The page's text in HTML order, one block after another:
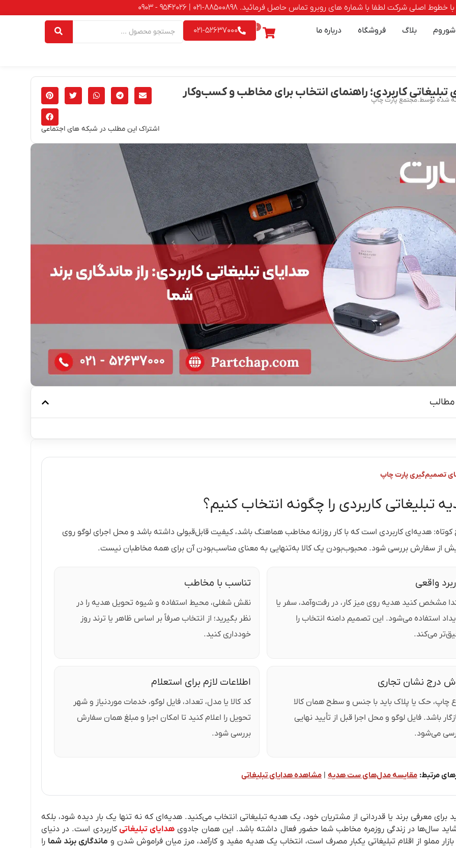
شرکت لطفا با شماره های روبرو تماس حاصل فرمائید. 88500898-021 | 9542026 - 0903
شوروم بلاگ فروشگاه
درباره ما
0
021-52637000
تبلیغاتی کاربردی؛ راهنمای انتخاب برای مخاطب و کسب‌وکار
شده توسط.مجتمع پارت چاپ
اشتراک این مطلب در شبکه های اجتماعی
تصمیم‌گیری پارت چاپ
تبلیغاتی کاربردی را چگونه انتخاب کنیم؟
کوتاه: هدیه‌ای کاربردی است که با کار روزانه مخاطب هماهنگ باشد، کیفیت قابل‌قبولی داشته باشد و محل اجرای لوگو روی
از سفارش بررسی شود. محبوب‌بودن یک کالا به‌تنهایی به معنای مناسب‌بودن آن برای همه مخاطبان نیست.
واقعی
مشخص کنید هدیه روی میز کار، در رفت‌وآمد، سفر یا
استفاده می‌شود. این تصمیم دامنه انتخاب را
می‌کند.
تناسب با مخاطب
نقش شغلی، محیط استفاده و شیوه تحویل هدیه را در
نظر بگیرید؛ از انتخاب صرفاً بر اساس ظاهر یا ترند روز
خودداری کنید.
درج نشان تجاری
چاپ، حک یا پلاک باید با جنس و سطح همان کالا
باشد. فایل لوگو و محل اجرا قبل از تأیید نهایی
می‌شود.
اطلاعات لازم برای استعلام
کد کالا یا مدل، تعداد، فایل لوگو، خدمات موردنیاز و شهر
تحویل را اعلام کنید تا امکان اجرا و مبلغ همان سفارش
بررسی شود.
مرتبط: مقایسه مدل‌های ست هدیه | مشاهده هدایای تبلیغاتی
برای معرفی برند یا قدردانی از مشتریان خود، یک هدیه تبلیغاتی انتخاب می‌کنید. هدیه‌ای که نه تنها یک بار دیده شود، بلکه
سال‌ها در زندگی روزمره مخاطب شما حضور فعال داشته باشد. این همان جادوی هدایای تبلیغاتی کاربردی است. در دنیای
بازار مملو از اقلام تبلیغاتی یکبار مصرف است، انتخاب یک هدیه مفید و کارآمد، مرز میان فراموش شدن و ماندگاری برند شما را